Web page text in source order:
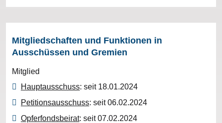
Mitgliedschaften und Funktionen in
Ausschüssen und Gremien
Mitglied
Hauptausschuss: seit 18.01.2024
Petitionsausschuss: seit 06.02.2024
Opferfondsbeirat: seit 07.02.2024